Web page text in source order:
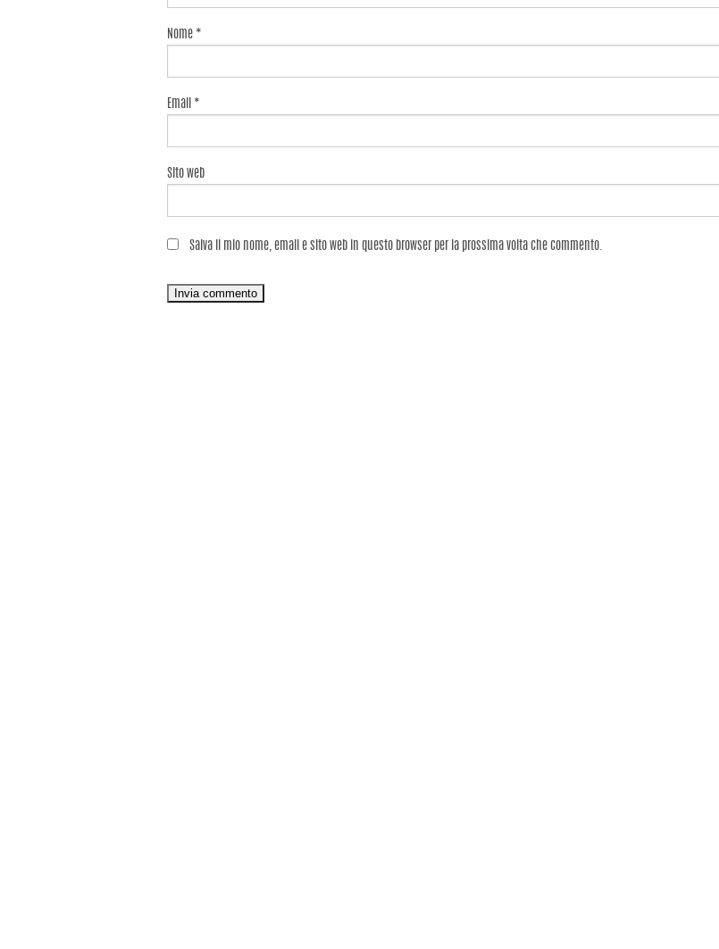
Nome *
Email *
Sito web
Salva il mio nome, email e sito web in questo browser per la prossima volta che commento.